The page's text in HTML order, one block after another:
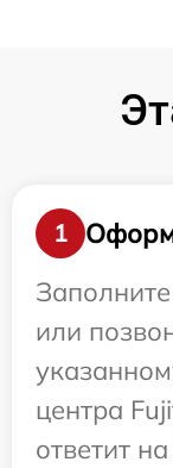
1
или
центра
ответит